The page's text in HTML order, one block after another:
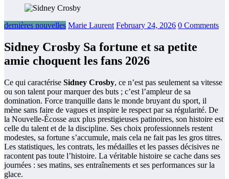
dernières nouvelles Marie Laurent February 24, 2026 0 Comments
Sidney Crosby Sa fortune et sa petite
amie choquent les fans 2026
Ce qui caractérise Sidney Crosby, ce n’est pas seulement sa vitesse
ou son talent pour marquer des buts ; c’est l’ampleur de sa
domination. Force tranquille dans le monde bruyant du sport, il
mène sans faire de vagues et inspire le respect par sa régularité. De
la Nouvelle-Écosse aux plus prestigieuses patinoires, son histoire est
celle du talent et de la discipline. Ses choix professionnels restent
modestes, sa fortune s’accumule, mais cela ne fait pas les gros titres.
Les statistiques, les contrats, les médailles et les passes décisives ne
racontent pas toute l’histoire. La véritable histoire se cache dans ses
journées : ses matins, ses entraînements et ses performances sur la
glace.